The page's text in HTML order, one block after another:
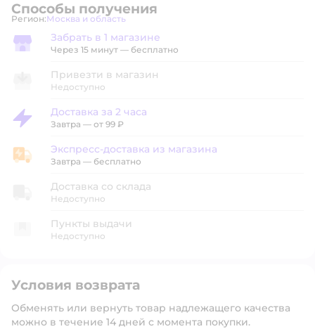
Способы получения
Регион: Выбор адреса доставки.
Москва и область
Забрать в магазине
Забрать в 1 магазине
Через 15 минут — бесплатно
Привезти в магазин
Недоступно
Доставка за 2 часа
Доставка за 2 часа
Завтра — от 99 ₽
Экспресс-доставка из магазина
Экспресс-доставка из магазина
Завтра — бесплатно
Доставка со склада
Недоступно
Пункты выдачи
Недоступно
Условия возврата
Обменять или вернуть товар надлежащего качества
можно в течение 14 дней с момента покупки.